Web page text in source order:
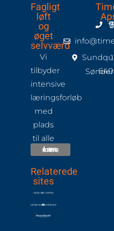
Fagligt
løft
og
øget
selvværd
Vi
tilbyder
intensive
læringsforløb
med
plads
til alle
Læs mere
Relaterede
sites
+45
6400